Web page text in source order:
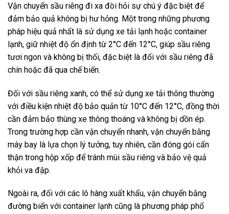
Vận chuyển sầu riêng đi xa đòi hỏi sự chú ý đặc biệt để
đảm bảo quả không bị hư hỏng. Một trong những phương
pháp hiệu quả nhất là sử dụng xe tải lạnh hoặc container
lạnh, giữ nhiệt độ ổn định từ 2°C đến 12°C, giúp sầu riêng
tươi ngon và không bị thối, đặc biệt là đối với sầu riêng đã
chín hoặc đã qua chế biến.
Đối với sầu riêng xanh, có thể sử dụng xe tải thông thường
với điều kiện nhiệt độ bảo quản từ 10°C đến 12°C, đồng thời
cần đảm bảo thùng xe thông thoáng và không bị dồn ép.
Trong trường hợp cần vận chuyển nhanh, vận chuyển bằng
máy bay là lựa chọn lý tưởng, tuy nhiên, cần đóng gói cẩn
thận trong hộp xốp để tránh mùi sầu riêng và bảo vệ quả
khỏi va đập.
Ngoài ra, đối với các lô hàng xuất khẩu, vận chuyển bằng
đường biển với container lạnh cũng là phương pháp phổ